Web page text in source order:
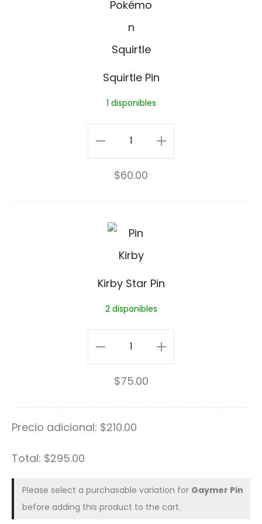
i
r
e
i
n
Squirtle Pin
1 disponibles
Squirtle
Pin
cantidad
$60.00
K
i
y
t
a
r
P
Kirby Star Pin
2 disponibles
Kirby
Star
cantidad
$75.00
Precio adicional: $210.00
Total: $295.00
Please select a purchasable variation for Gaymer Pin
before adding this product to the cart.